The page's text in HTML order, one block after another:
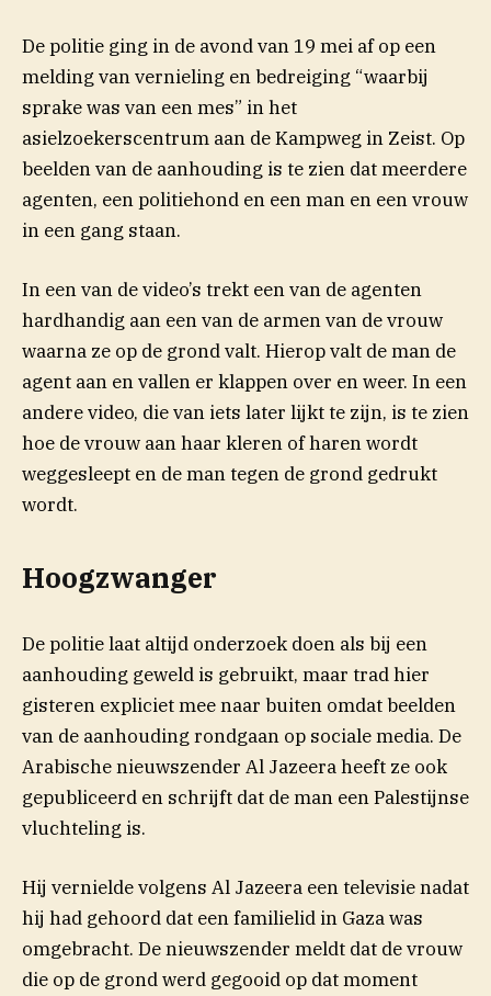
De politie ging in de avond van 19 mei af op een
melding van vernieling en bedreiging “waarbij
sprake was van een mes” in het
asielzoekerscentrum aan de Kampweg in Zeist. Op
beelden van de aanhouding is te zien dat meerdere
agenten, een politiehond en een man en een vrouw
in een gang staan.
In een van de video’s trekt een van de agenten
hardhandig aan een van de armen van de vrouw
waarna ze op de grond valt. Hierop valt de man de
agent aan en vallen er klappen over en weer. In een
andere video, die van iets later lijkt te zijn, is te zien
hoe de vrouw aan haar kleren of haren wordt
weggesleept en de man tegen de grond gedrukt
wordt.
Hoogzwanger
De politie laat altijd onderzoek doen als bij een
aanhouding geweld is gebruikt, maar trad hier
gisteren expliciet(opent in nieuw venster)
mee naar buiten omdat beelden
van de aanhouding rondgaan op sociale media. De
Arabische nieuwszender Al Jazeera heeft ze ook
gepubliceerd en schrijft dat de man een Palestijnse
vluchteling is.
Hij vernielde volgens Al Jazeera een televisie nadat
hij had gehoord dat een familielid in Gaza was
omgebracht. De nieuwszender meldt dat de vrouw
die op de grond werd gegooid op dat moment